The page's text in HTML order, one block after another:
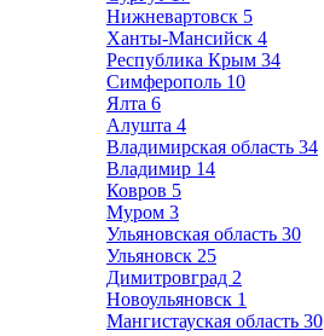
Нижневартовск 5
Ханты-Мансийск 4
Республика Крым 34
Симферополь 10
Ялта 6
Алушта 4
Владимирская область 34
Владимир 14
Ковров 5
Муром 3
Ульяновская область 30
Ульяновск 25
Димитровград 2
Новоульяновск 1
Мангистауская область 30